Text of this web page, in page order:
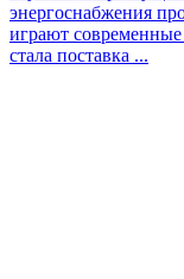
энергоснабжения
играют
стала поставка ...